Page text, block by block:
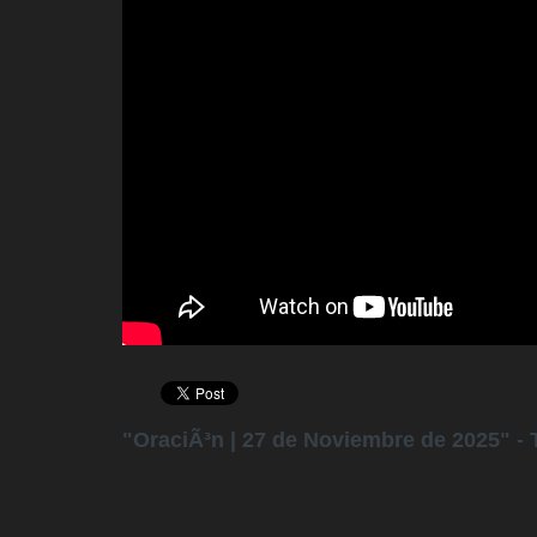
"OraciÃ³n | 27 de Noviembre de 2025" -